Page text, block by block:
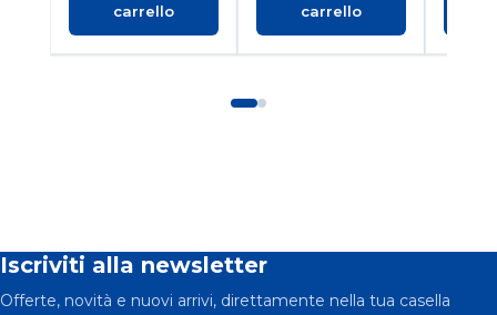
carrello
carrello
Iscriviti alla newsletter
Offerte, novità e nuovi arrivi, direttamente nella tua casella